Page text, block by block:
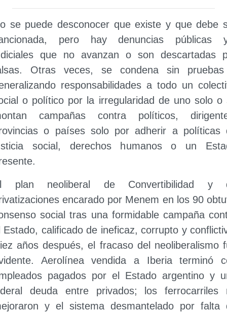
se puede desconocer que existe y que debe
pero hay denuncias públicas
que no avanzan o son descartadas
Otras veces, se condena sin
responsabilidades a todo un
o político por la irregularidad de uno solo o
campañas contra políticos,
o países solo por adherir a políticas
social, derechos humanos o un
plan neoliberal de Convertibilidad y
encarado por Menem en los 90
social tras una formidable campaña
Estado, calificado de ineficaz, corrupto y
años después, el fracaso del neoliberalismo
Aerolínea vendida a Iberia terminó
pagados por el Estado argentino y
deuda entre privados; los ferrocarriles
y el sistema desmantelado por falta